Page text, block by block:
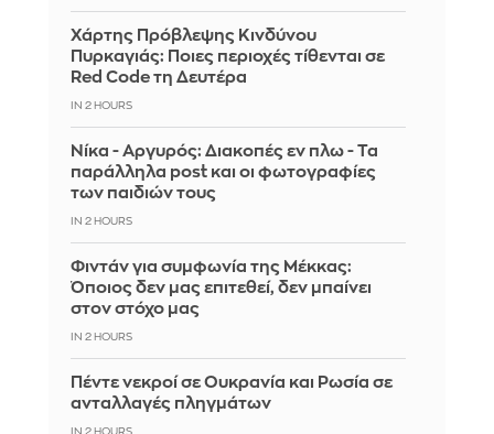
Χάρτης Πρόβλεψης Κινδύνου
Πυρκαγιάς: Ποιες περιοχές τίθενται σε
Red Code τη Δευτέρα
IN 2 HOURS
Νίκα - Αργυρός: Διακοπές εν πλω - Τα
παράλληλα post και οι φωτογραφίες
των παιδιών τους
IN 2 HOURS
Φιντάν για συμφωνία της Μέκκας:
Όποιος δεν μας επιτεθεί, δεν μπαίνει
στον στόχο μας
IN 2 HOURS
Πέντε νεκροί σε Ουκρανία και Ρωσία σε
ανταλλαγές πληγμάτων
IN 2 HOURS